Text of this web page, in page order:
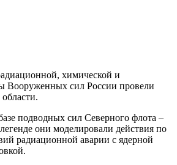
химической и
Вооруженных сил России провели
подводных сил Северного флота –
они моделировали действия по
радиационной аварии с ядерной